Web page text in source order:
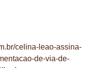
celina-leao-assina-
de-via-de-